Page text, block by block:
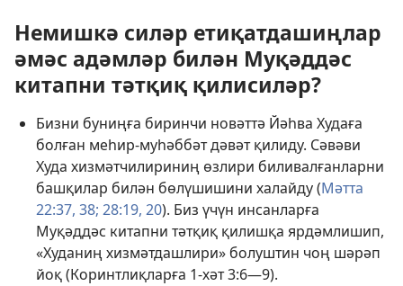
Немишкә силәр етиқатдашиңлар
әмәс адәмләр билән Муқәддәс
китапни тәтқиқ қилисиләр?
Бизни буниңға биринчи новәттә Йәһва Худаға
болған меһир-муһәббәт дәвәт қилиду. Сәвәви
Худа хизмәтчилириниң өзлири биливалғанларни
башқилар билән бөлүшишини халайду (Мәтта
22:37, 38; 28:19, 20). Биз үчүн инсанларға
Муқәддәс китапни тәтқиқ қилишқа ярдәмлишип,
«Худаниң хизмәтдашлири» болуштин чоң шәрәп
йоқ (Коринтлиқларға 1-хәт 3:6—9).